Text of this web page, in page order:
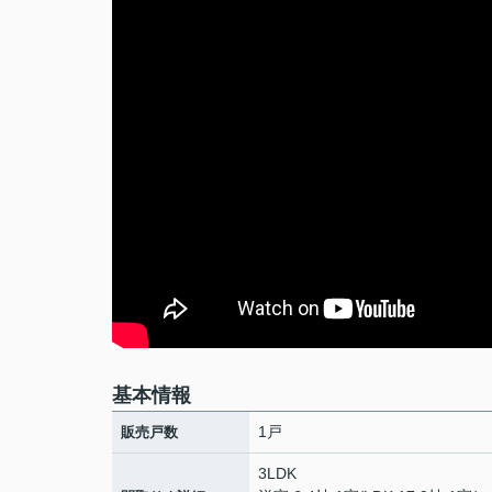
基本情報
販売戸数 1戸
3LDK